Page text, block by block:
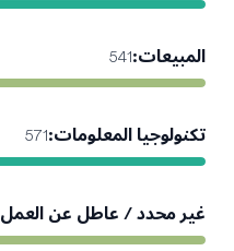
المبيعات:
541
تكنولوجيا المعلومات:
571
غير محدد / عاطل عن العمل